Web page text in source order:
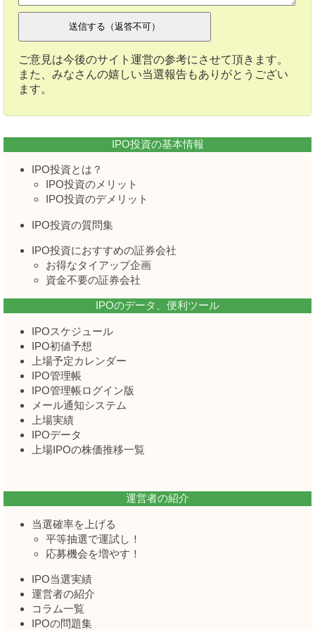
ご意見は今後のサイト運営の参考にさせて頂きます。
また、みなさんの嬉しい当選報告もありがとうござい
ます。
IPO投資の基本情報
IPO投資とは？
IPO投資のメリット
IPO投資のデメリット
IPO投資の質問集
IPO投資におすすめの証券会社
お得なタイアップ企画
資金不要の証券会社
IPOのデータ、便利ツール
IPOスケジュール
IPO初値予想
上場予定カレンダー
IPO管理帳
IPO管理帳ログイン版
メール通知システム
上場実績
IPOデータ
上場IPOの株価推移一覧
運営者の紹介
当選確率を上げる
平等抽選で運試し！
応募機会を増やす！
IPO当選実績
運営者の紹介
コラム一覧
IPOの問題集